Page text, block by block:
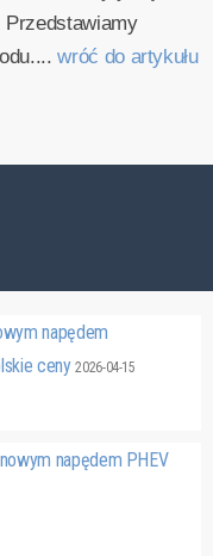
Przedstawiamy
wróć do artykułu
napędem
ceny2026-04-15
napędem PHEV